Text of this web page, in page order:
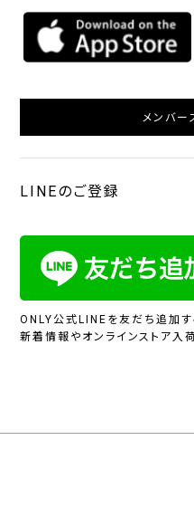
メンバー
LINEのご登録
ONLY公式LINEを友だち追加す
新着情報やオンラインストア入